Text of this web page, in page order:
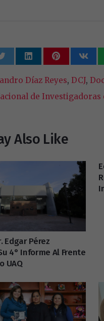
Díaz Reyes, DCJ,
de
Also Like
Edgar Pérez
4° Informe Al Frente
UAQ